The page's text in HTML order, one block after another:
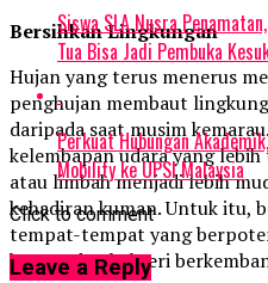
Bersihkan Lingkungan
Hujan yang terus menerus
penghujan membaut
daripada saat musim
kelembapan udara yang
atau limbah menjadi lebih
kehadiran kuman. Untuk itu,
tempat-tempat yang
kuman dan bakteri
Siswa SLA Nusra
Tua Bisa Jadi Pembuka
Perkuat Hubungan
Mobility ke UPSI Malaysia
Click to comment
Leave a Reply